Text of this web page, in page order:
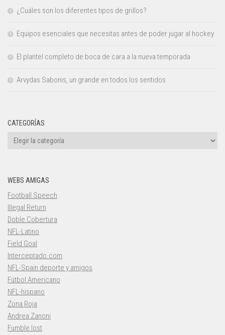
¿Cuáles son los diferentes tipos de grillos?
Equipos esenciales que necesitas antes de poder jugar al hockey
El plantel completo de boca de cara a la nueva temporada
Arvydas Sabonis, un grande en todos los sentidos
CATEGORÍAS
Categorías
WEBS AMIGAS
Football Speech
Illegal Return
Doble Cobertura
NFL-Latino
Field Goal
Interceptado.com
NFL-Spain deporte y amigos
Fútbol Americano
NFL-hispano
Zona Roja
Andrea Zanoni
Fumble lost